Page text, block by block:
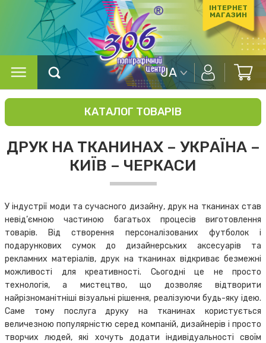
ІНТЕРНЕТ
МАГАЗИН
UA
КАТАЛОГ ТОВАРІВ
ДРУК НА ТКАНИНАХ – УКРАЇНА –
КИЇВ – ЧЕРКАСИ
У індустрії моди та сучасного дизайну, друк на тканинах став
невід’ємною частиною багатьох процесів виготовлення
товарів. Від створення персоналізованих футболок і
подарункових сумок до дизайнерських аксесуарів та
рекламних матеріалів, друк на тканинах відкриває безмежні
можливості для креативності. Сьогодні це не просто
технологія, а мистецтво, що дозволяє відтворити
найрізноманітніші візуальні рішення, реалізуючи будь-яку ідею.
Саме тому послуга друку на тканинах користується
величезною популярністю серед компаній, дизайнерів і просто
творчих людей, які хочуть додати індивідуальності своїм